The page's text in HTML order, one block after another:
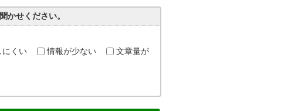
かせください。
にくい 情報が少ない
文章量が